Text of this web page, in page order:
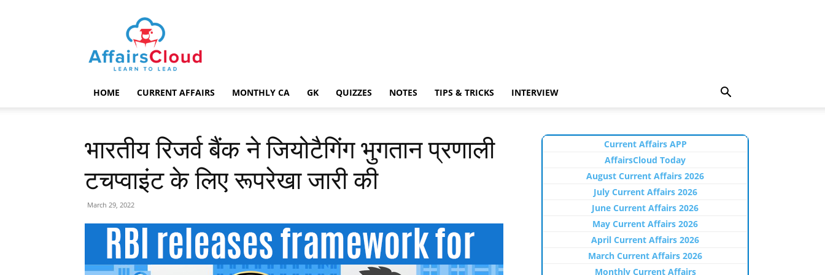
AffairsCloud.com
HOME CURRENT AFFAIRS MONTHLY CA GK QUIZZES NOTES TIPS & TRICKS INTERVIEW
भारतीय रिजर्व बैंक ने जियोटैगिंग भुगतान प्रणाली
टचप्वाइंट के लिए रूपरेखा जारी की
March 29, 2022
Current Affairs APP
AffairsCloud Today
August Current Affairs 2026
July Current Affairs 2026
June Current Affairs 2026
May Current Affairs 2026
April Current Affairs 2026
March Current Affairs 2026
Monthly Current Affairs